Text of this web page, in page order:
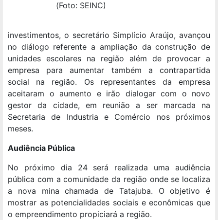
(Foto: SEINC)
investimentos, o secretário Simplício Araújo, avançou
no diálogo referente a ampliação da construção de
unidades escolares na região além de provocar a
empresa para aumentar também a contrapartida
social na região. Os representantes da empresa
aceitaram o aumento e irão dialogar com o novo
gestor da cidade, em reunião a ser marcada na
Secretaria de Industria e Comércio nos próximos
meses.
Audiência Pública
No próximo dia 24 será realizada uma audiência
pública com a comunidade da região onde se localiza
a nova mina chamada de Tatajuba. O objetivo é
mostrar as potencialidades sociais e econômicas que
o empreendimento propiciará a região.